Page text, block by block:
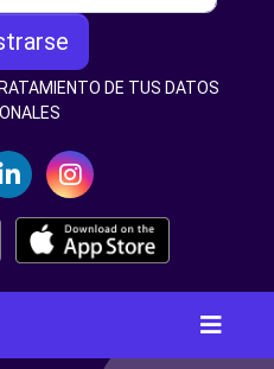
DE TUS DATOS